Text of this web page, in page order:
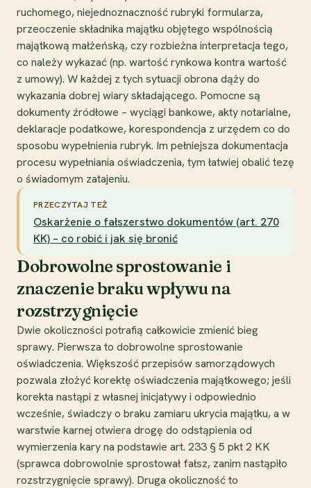
ruchomego, niejednoznaczność rubryki formularza,
przeoczenie składnika majątku objętego wspólnością
majątkową małżeńską, czy rozbieżna interpretacja tego,
co należy wykazać (np. wartość rynkowa kontra wartość
z umowy). W każdej z tych sytuacji obrona dąży do
wykazania dobrej wiary składającego. Pomocne są
dokumenty źródłowe – wyciągi bankowe, akty notarialne,
deklaracje podatkowe, korespondencja z urzędem co do
sposobu wypełnienia rubryk. Im pełniejsza dokumentacja
procesu wypełniania oświadczenia, tym łatwiej obalić tezę
o świadomym zatajeniu.
PRZECZYTAJ TEŻ
Oskarżenie o fałszerstwo dokumentów (art. 270
KK) – co robić i jak się bronić
Dobrowolne sprostowanie i
znaczenie braku wpływu na
rozstrzygnięcie
Dwie okoliczności potrafią całkowicie zmienić bieg
sprawy. Pierwsza to dobrowolne sprostowanie
oświadczenia. Większość przepisów samorządowych
pozwala złożyć korektę oświadczenia majątkowego; jeśli
korekta nastąpi z własnej inicjatywy i odpowiednio
wcześnie, świadczy o braku zamiaru ukrycia majątku, a w
warstwie karnej otwiera drogę do odstąpienia od
wymierzenia kary na podstawie art. 233 § 5 pkt 2 KK
(sprawca dobrowolnie sprostował fałsz, zanim nastąpiło
rozstrzygnięcie sprawy). Druga okoliczność to